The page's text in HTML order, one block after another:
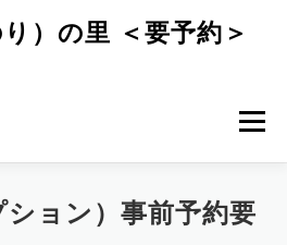
）の里 ＜要予約＞
メニュー
ョン）事前予約要